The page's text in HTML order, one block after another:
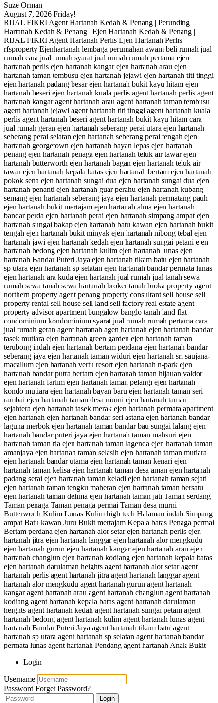
Suze Orman
August 7, 2026 Friday!
RIJAL FIKRI Agent Hartanah Kedah & Penang | Perunding
Hartanah Kedah & Penang | Ejen Hartanah Kedah & Penang |
RIJAL FIKRI Agent Hartanah Perlis Ejen Hartanah Perlis
rfsproperty Ejenhartanah lembaga perumahan awam beli rumah jual
rumah cara jual rumah syarat jual rumah rumah pertama ejen
hartanah perlis ejen hartanah kangar ejen hartanah arau ejen
hartanah taman tembusu ejen hartanah jejawi ejen hartanah titi tinggi
ejen hartanah padang besar ejen hartanah bukit kayu hitam ejen
hartanah beseri ejen hartanah kuala perlis agent hartanah perlis agent
hartanah kangar agent hartanah arau agent hartanah taman tembusu
agent hartanah jejawi agent hartanah titi tinggi agent hartanah kuala
perlis agent hartanah beseri agent hartanah bukit kayu hitam cara
jual rumah geran ejen hartanah seberang perai utara ejen hartanah
seberang perai selatan ejen hartanah seberang perai tengah ejen
hartanah georgetown ejen hartanah bayan lepas ejen hartanah
penang ejen hartanah penaga ejen hartanah teluk air tawar ejen
hartanah butterworth ejen hartanah bagan ejen hartanah teluk air
tawar ejen hartanah kepala batas ejen hartanah bertam ejen hartanah
pokok sena ejen hartanah sungai dua ejen hartanah sungai dua ejen
hartanah penanti ejen hartanah guar perahu ejen hartanah kubang
semang ejen hartanah seberang jaya ejen hartanah permatang pauh
ejen hartanah bukit mertajam ejen hartanah alma ejen hartanah
bandar perda ejen hartanah perai ejen hartanah simpang ampat ejen
hartanah sungai bakap ejen hartanah batu kawan ejen hartanah bukit
tengah ejen hartanah bukit minyak ejen hartanah nibong tebal ejen
hartanah jawi ejen hartanah kedah ejen hartanah sungai petani ejen
hartanah bedong ejen hartanah kulim ejen hartanah lunas ejen
hartanah Bandar Puteri Jaya ejen hartanah tikam batu ejen hartanah
sp utara ejen hartanah sp selatan ejen hartanah bandar permata lunas
ejen hartanah ara kuda ejen hartanah jual rumah jual tanah sewa
rumah sewa tanah sewa hartanah broker tanah broka property agent
northern property agent penang property consultant sell house sell
property rental sell house sell land sell factory real estate agent
property advisor apartment bungalow banglo tanah land flat
condominium kondominium syarat jual rumah rumah pertama cara
jual rumah geran agent hartanah agen hartanah ejen hartanah bandar
tasek mutiara ejen hartanah green garden ejen hartanah taman
terubong indah ejen hartanah bertam perdana ejen hartanah bandar
seberang jaya ejen hartanah taman widuri ejen hartanah sri saujana-
macallum ejen hartanah vertu resort ejen hartanah n-park ejen
hartanah bandar putra bertam ejen hartanah taman hijauan valdor
ejen hartanah farlim ejen hartanah taman pelangi ejen hartanah
kondo mutiara ejen hartanah bayan baru ejen hartanah taman seri
rambai ejen hartanah taman desa murni ejen hartanah taman
sejahtera ejen hartanah tasek merak ejen hartanah permata apartment
ejen hartanah ejen hartanah bandar seri astana ejen hartanah bandar
laguna merbok ejen hartanah taman bandar bau sungai lalang ejen
hartanah bandar puteri jaya ejen hartanah taman mahsuri ejen
hartanah taman ria ejen hartanah taman lagenda ejen hartanah taman
amanjaya ejen hartanah taman selasih ejen hartanah taman mutiara
ejen hartanah bandar utama ejen hartanah taman kenari ejen
hartanah taman kelisa ejen hartanah taman desa aman ejen hartanah
padang serai ejen hartanah taman keladi ejen hartanah taman sejati
ejen hartanah taman tengku maheran ejen hartanah taman bersatu
ejen hartanah taman delima ejen hartanah taman jati Taman serdang
Taman penaga Taman penaga permai Taman desa murni
Butterworth Kulim Lunas Kulim high tech Halaman indah Simpang
ampat Batu kawan Juru Bukit mertajam Kepala batas Penaga permai
Bertam perdana ejen hartanah alor setar ejen hartanah perlis ejen
hartanah jitra ejen hartanah langgar ejen hartanah alor mengkudu
ejen hartanah gurun ejen hartanah kangar ejen hartanah arau ejen
hartanah changlun ejen hartanah kodiang ejen hartanah kepala batas
ejen hartanah darulaman heights agent hartanah alor setar agent
hartanah perlis agent hartanah jitra agent hartanah langgar agent
hartanah alor mengkudu agent hartanah gurun agent hartanah
kangar agent hartanah arau agent hartanah changlun agent hartanah
kodiang agent hartanah kepala batas agent hartanah darulaman
heights agent hartanah kedah agent hartanah sungai petani agent
hartanah bedong agent hartanah kulim agent hartanah lunas agent
hartanah Bandar Puteri Jaya agent hartanah tikam batu agent
hartanah sp utara agent hartanah sp selatan agent hartanah bandar
permata lunas agent hartanah Pendang agent hartanah Anak Bukit
Login
Username
Password Forget Password?
Login